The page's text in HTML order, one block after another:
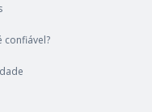
confiável?